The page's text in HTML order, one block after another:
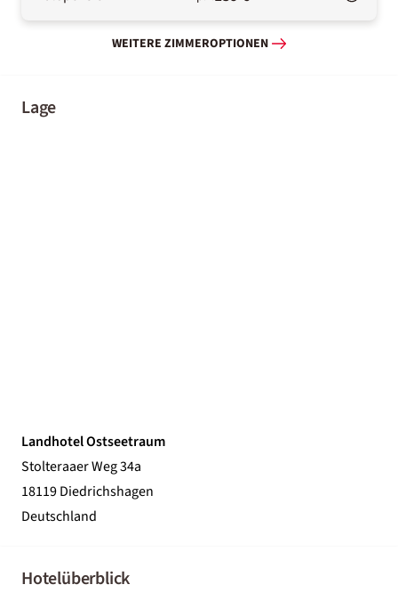
WEITERE ZIMMEROPTIONEN
Lage
Landhotel Ostseetraum
Stolteraaer Weg 34a
18119 Diedrichshagen
Deutschland
Hotelüberblick